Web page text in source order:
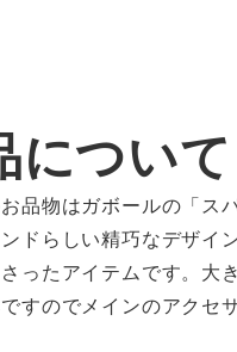
について
品物はガボールの「ス
ドらしい精巧なデザイ
ったアイテムです。大
すのでメインのアクセ